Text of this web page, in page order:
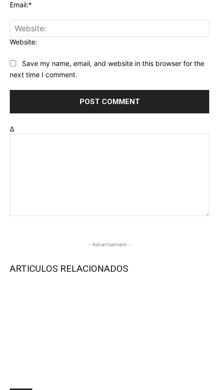
Email:*
Website:
Save my name, email, and website in this browser for the
next time I comment.
Δ
- Advertisement -
ARTICULOS RELACIONADOS